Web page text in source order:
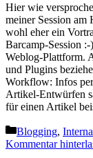
Hier wie
meiner Session
wohl eher ein
Barcamp-Session
Weblog-Plattform.
und Plugins
Workflow: Infos
Artikel-Entwürfen
für einen Artikel
Kategorien
Blogging, Interna
Kommentar